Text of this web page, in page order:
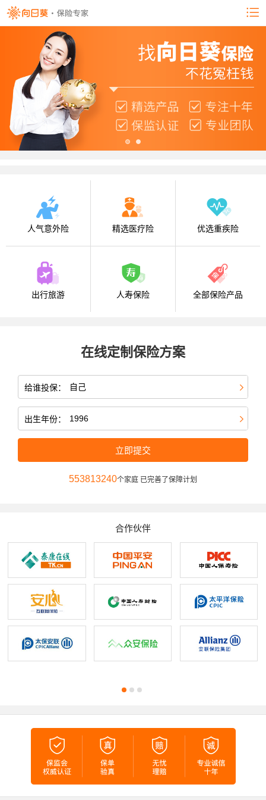
人气意外险 精选医疗险 优选重疾险
出行旅游 人寿保险 全部保险产品
在线定制保险方案
给谁投保：
出生年份：
立即提交
553813240个家庭 已完善了保障计划
合作伙伴